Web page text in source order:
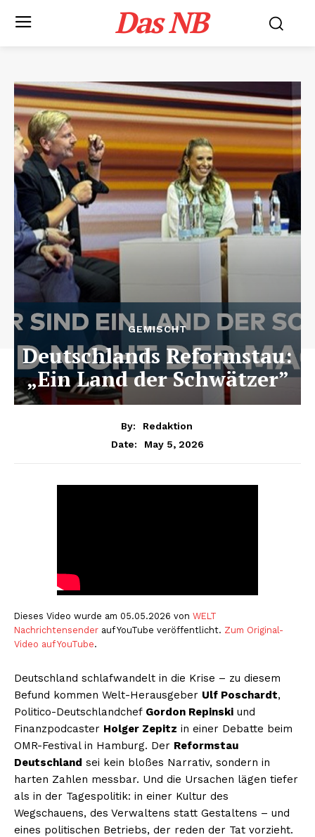
Das NB
GEMISCHT
Deutschlands Reformstau:
„Ein Land der Schwätzer”
By:
Redaktion
Date:
May 5, 2026
Dieses Video wurde am 05.05.2026 von WELT
Nachrichtensender auf YouTube veröffentlicht. Zum Original-
Video auf YouTube.
Deutschland schlafwandelt in die Krise – zu diesem
Befund kommen Welt-Herausgeber Ulf Poschardt,
Politico-Deutschlandchef Gordon Repinski und
Finanzpodcaster Holger Zepitz in einer Debatte beim
OMR-Festival in Hamburg. Der Reformstau
Deutschland sei kein bloßes Narrativ, sondern in
harten Zahlen messbar. Und die Ursachen lägen tiefer
als in der Tagespolitik: in einer Kultur des
Wegschauens, des Verwaltens statt Gestaltens – und
eines politischen Betriebs, der reden der Tat vorzieht.